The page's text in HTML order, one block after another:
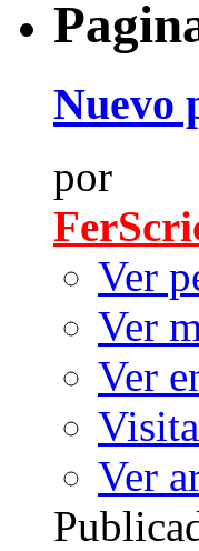
Nuevo
por
Ver
Ver
Ver
Ver